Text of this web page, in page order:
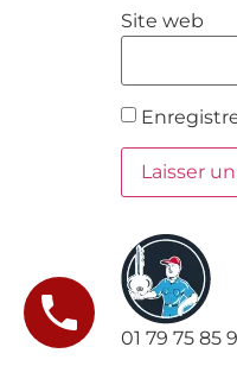
Site web
01 79 75 85